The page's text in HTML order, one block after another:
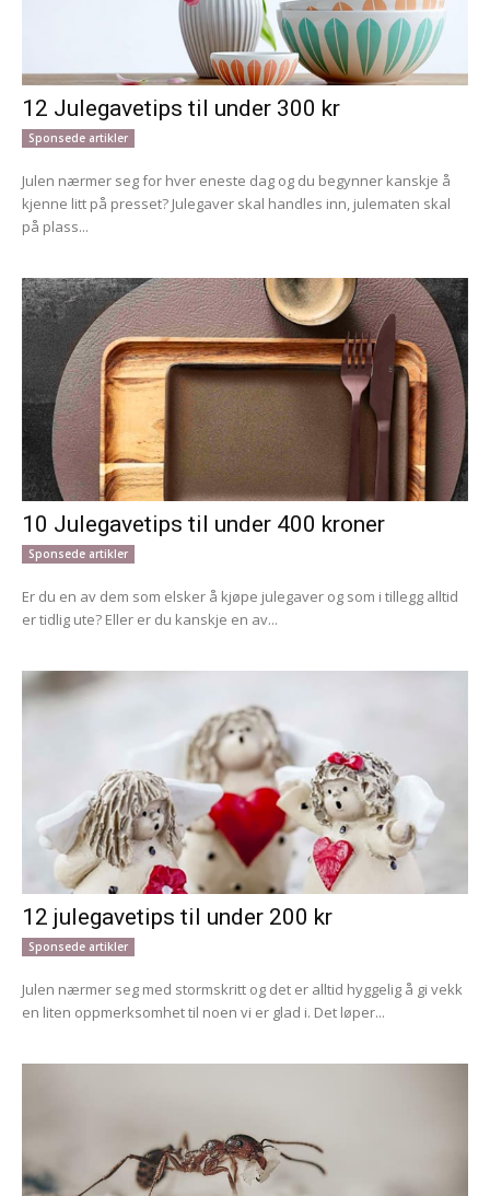
12 Julegavetips til under 300 kr
Sponsede artikler
Julen nærmer seg for hver eneste dag og du begynner kanskje å
kjenne litt på presset? Julegaver skal handles inn, julematen skal
på plass...
10 Julegavetips til under 400 kroner
Sponsede artikler
Er du en av dem som elsker å kjøpe julegaver og som i tillegg alltid
er tidlig ute? Eller er du kanskje en av...
12 julegavetips til under 200 kr
Sponsede artikler
Julen nærmer seg med stormskritt og det er alltid hyggelig å gi vekk
en liten oppmerksomhet til noen vi er glad i. Det løper...